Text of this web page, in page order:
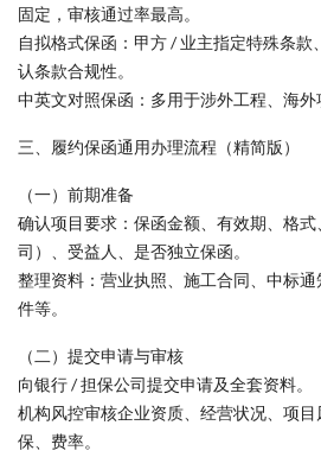
固定，审核通过率最高。
自拟格式保函：甲方 / 业主指定特殊条
认条款合规性。
中英文对照保函：多用于涉外工程、海外
三、履约保函通用办理流程（精简版）
（一）前期准备
确认项目要求：保函金额、有效期、格
司）、受益人、是否独立保函。
整理资料：营业执照、施工合同、中标
件等。
（二）提交申请与审核
向银行 / 担保公司提交申请及全套资料。
机构风控审核企业资质、经营状况、项
保、费率。